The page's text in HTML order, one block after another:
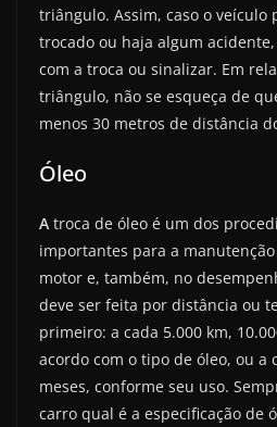
triângulo. Assim, caso o veículo
trocado ou haja algum
com a troca ou sinalizar. Em
triângulo, não se esqueça de
menos 30 metros de distância
Óleo
A troca de óleo é um dos
importantes para a
motor e, também, no
deve ser feita por distância ou
primeiro: a cada 5.000 km,
acordo com o tipo de óleo, ou a
meses, conforme seu uso.
carro qual é a especificação de